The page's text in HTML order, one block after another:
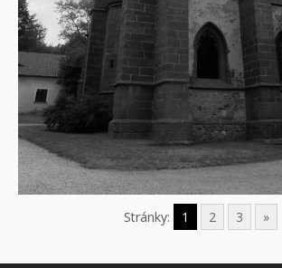
Stránky: 1 2 3 »